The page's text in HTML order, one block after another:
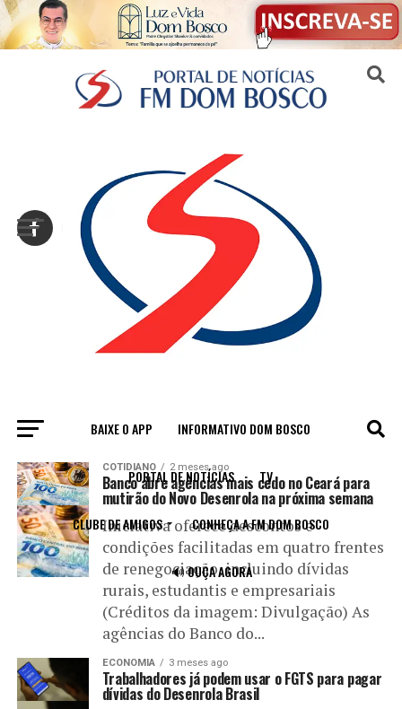
BAIXE O APP INFORMATIVO DOM BOSCO
PORTAL DE NOTÍCIAS TV
CLUBE DE AMIGOS CONHEÇA A FM DOM BOSCO
🔊 OUÇA AGORA
All posts tagged "dívidas"
COTIDIANO 2 meses ago
Banco abre agências mais cedo no Ceará para
mutirão do Novo Desenrola na próxima semana
Iniciativa oferece descontos e
condições facilitadas em quatro frentes
de renegociação, incluindo dívidas
rurais, estudantis e empresariais
(Créditos da imagem: Divulgação) As
agências do Banco do...
ECONOMIA 3 meses ago
Trabalhadores já podem usar o FGTS para pagar
dívidas do Desenrola Brasil
Sair da versão mobile